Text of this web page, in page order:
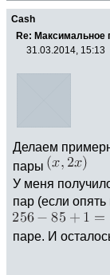
Cash
Re: Максимальное
31.03.2014, 15:13
Делаем
пары
У меня
пар (если
паре. И